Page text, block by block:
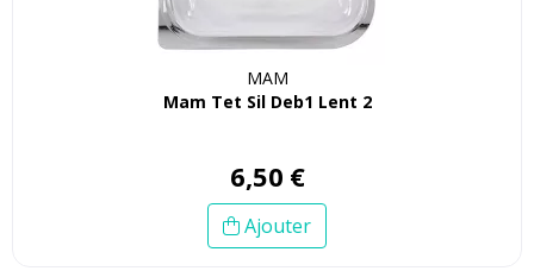
MAM
Mam Tet Sil Deb1 Lent 2
6,50 €
Ajouter